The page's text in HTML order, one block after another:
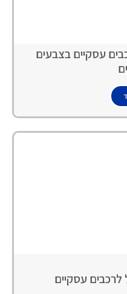
עסקיים בצבעים
לרכבים עסקיים